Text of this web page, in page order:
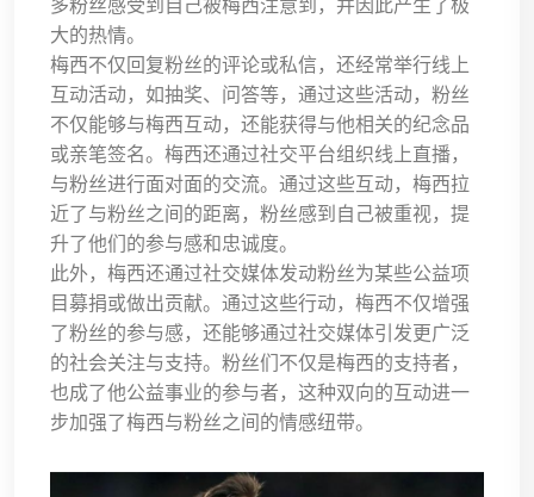
多粉丝感受到自己被梅西注意到，并因此产生了极
大的热情。
梅西不仅回复粉丝的评论或私信，还经常举行线上
互动活动，如抽奖、问答等，通过这些活动，粉丝
不仅能够与梅西互动，还能获得与他相关的纪念品
或亲笔签名。梅西还通过社交平台组织线上直播，
与粉丝进行面对面的交流。通过这些互动，梅西拉
近了与粉丝之间的距离，粉丝感到自己被重视，提
升了他们的参与感和忠诚度。
此外，梅西还通过社交媒体发动粉丝为某些公益项
目募捐或做出贡献。通过这些行动，梅西不仅增强
了粉丝的参与感，还能够通过社交媒体引发更广泛
的社会关注与支持。粉丝们不仅是梅西的支持者，
也成了他公益事业的参与者，这种双向的互动进一
步加强了梅西与粉丝之间的情感纽带。